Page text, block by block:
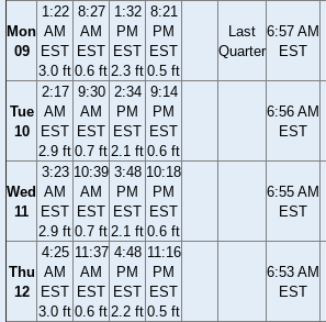
Mon
09
1:22
AM
EST
3.0 ft
8:27
AM
EST
0.6 ft
1:32
PM
EST
2.3 ft
8:21
PM
EST
0.5 ft
Last
Quarter
6:57 AM
EST
Tue
10
2:17
AM
EST
2.9 ft
9:30
AM
EST
0.7 ft
2:34
PM
EST
2.1 ft
9:14
PM
EST
0.6 ft
6:56 AM
EST
Wed
11
3:23
AM
EST
2.9 ft
10:39
AM
EST
0.7 ft
3:48
PM
EST
2.1 ft
10:18
PM
EST
0.6 ft
6:55 AM
EST
Thu
12
4:25
AM
EST
3.0 ft
11:37
AM
EST
0.6 ft
4:48
PM
EST
2.2 ft
11:16
PM
EST
0.5 ft
6:53 AM
EST